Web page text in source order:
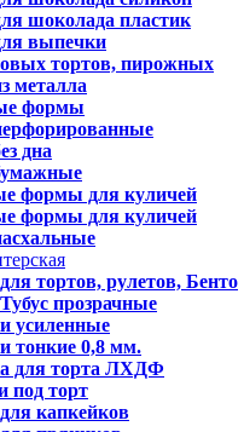
шоколада пластик
выпечки
тортов, пирожных
металла
формы
дна
формы для куличей
формы для куличей
тортов, рулетов, Бенто
прозрачные
усиленные
тонкие 0,8 мм.
для торта ЛХДФ
под торт
капкейков